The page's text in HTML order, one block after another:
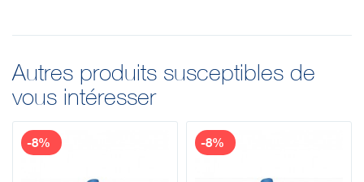
Autres produits susceptibles de
vous intéresser
-8% -8%